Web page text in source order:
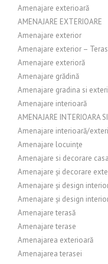
Amenajare exterioară
AMENAJARE EXTERIOARE
Amenajare exterior
Amenajare exterior –
Amenajare exterioră
Amenajare grădină
Amenajare gradina si
Amenajare interioară
AMENAJARE INTERIOARA
Amenajare interioară/
Amenajare locuințe
Amenajare si decorare casa
Amenajare și decorare
Amenajare și design
Amenajare și design
Amenajare terasă
Amenajare terase
Amenajarea exterioară
Amenajarea terasei